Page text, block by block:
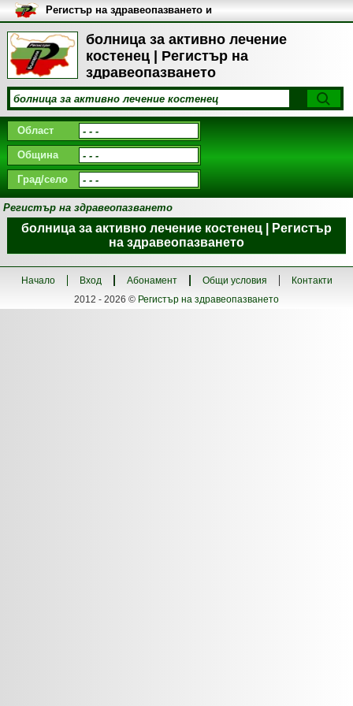
болница за активно лечение
костенец | Регистър на
здравеопазването
Регистър на здравеопазването и
медицинските заведения в
България
Област
Община
Град/село
Регистър на здравеопазването
болница за активно лечение костенец | Регистър
на здравеопазването
Начало Вход Абонамент Общи условия
Контакти
2012 - 2026 © Регистър на здравеопазването